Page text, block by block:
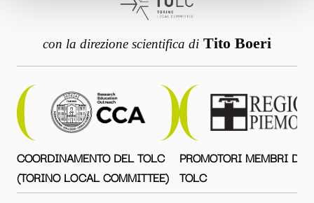
con la direzione scientifica di Tito Boeri
COORDINAMENTO DEL TOLC
(TORINO LOCAL COMMITTEE)
PROMOTORI MEMBRI DEL
TOLC